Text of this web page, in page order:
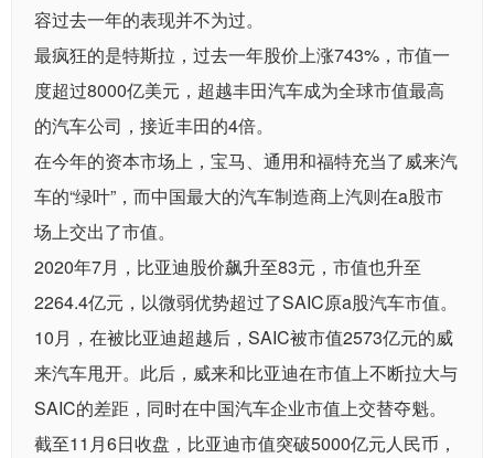
容过去一年的表现并不为过。
最疯狂的是特斯拉，过去一年股价上涨743%，市值一
度超过8000亿美元，超越丰田汽车成为全球市值最高
的汽车公司，接近丰田的4倍。
在今年的资本市场上，宝马、通用和福特充当了威来汽
车的“绿叶”，而中国最大的汽车制造商上汽则在a股市
场上交出了市值。
2020年7月，比亚迪股价飙升至83元，市值也升至
2264.4亿元，以微弱优势超过了SAIC原a股汽车市值。
10月，在被比亚迪超越后，SAIC被市值2573亿元的威
来汽车甩开。此后，威来和比亚迪在市值上不断拉大与
SAIC的差距，同时在中国汽车企业市值上交替夺魁。
截至11月6日收盘，比亚迪市值突破5000亿元人民币，